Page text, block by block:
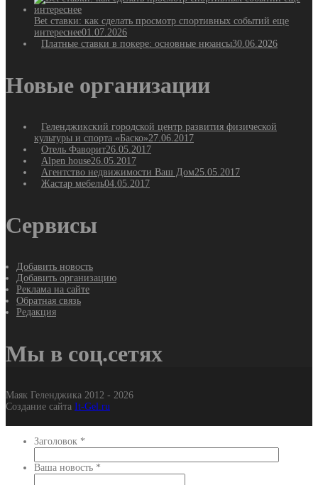
Bet ставки: как сделать просмотр спортивных событий еще
интереснее01.07.2026
Платные ставки в покере: основные нюансы30.06.2026
Новые организации
Геленджикский городской центр развития физической
культуры и спорта «Баско»27.06.2017
Отель Фаворит26.05.2017
Alpen house26.05.2017
Агентство недвижимости Ваш Дом25.05.2017
Жастар мебель04.05.2017
Сервисы
Добавить новость
Добавить организацию
Реклама на сайте
Обратная связь
Редакция
Мы в соц.сетях
Маяк Геленджика 2012 - 2026
Создание сайта It-Gel.ru
Заголовок *
Ваша новость *